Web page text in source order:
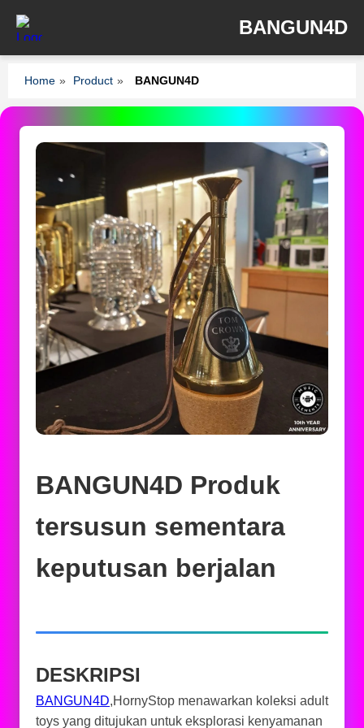
BANGUN4D
Home » Product » BANGUN4D
BANGUN4D Produk
tersusun sementara
keputusan berjalan
DESKRIPSI
BANGUN4D,HornyStop menawarkan koleksi adult
toys yang ditujukan untuk eksplorasi kenyamanan